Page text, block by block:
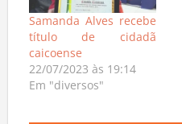
Samanda Alves recebe
título de cidadã
caicoense
22/07/2023 às 19:14
Em "diversos"